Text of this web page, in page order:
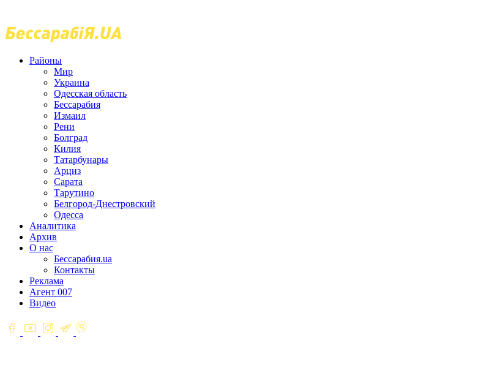
Районы
Мир
Украина
Одесская область
Бессарабия
Измаил
Рени
Болград
Килия
Татарбунары
Арциз
Сарата
Тарутино
Белгород-Днестровский
Одесса
Аналитика
Архив
О нас
Бессарабия.ua
Контакты
Реклама
Агент 007
Видео